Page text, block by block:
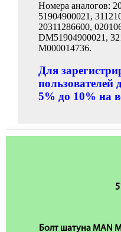
Номера аналогов:
51904900021,
20311286600,
DM51904900021,
М000014736.
Для
пользователей
5% до 10% на
Болт шатуна MAN